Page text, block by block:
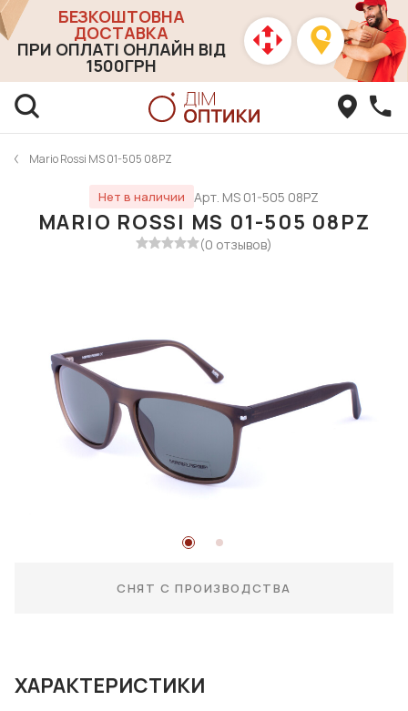
БЕЗКОШТОВНА
ДОСТАВКА
ПРИ ОПЛАТІ ОНЛАЙН ВІД
1500ГРН
Mario Rossi MS 01-505 08PZ
Нет в наличии Арт. MS 01-505 08PZ
MARIO ROSSI MS 01-505 08PZ
(0 отзывов)
СНЯТ С ПРОИЗВОДСТВА
ХАРАКТЕРИСТИКИ